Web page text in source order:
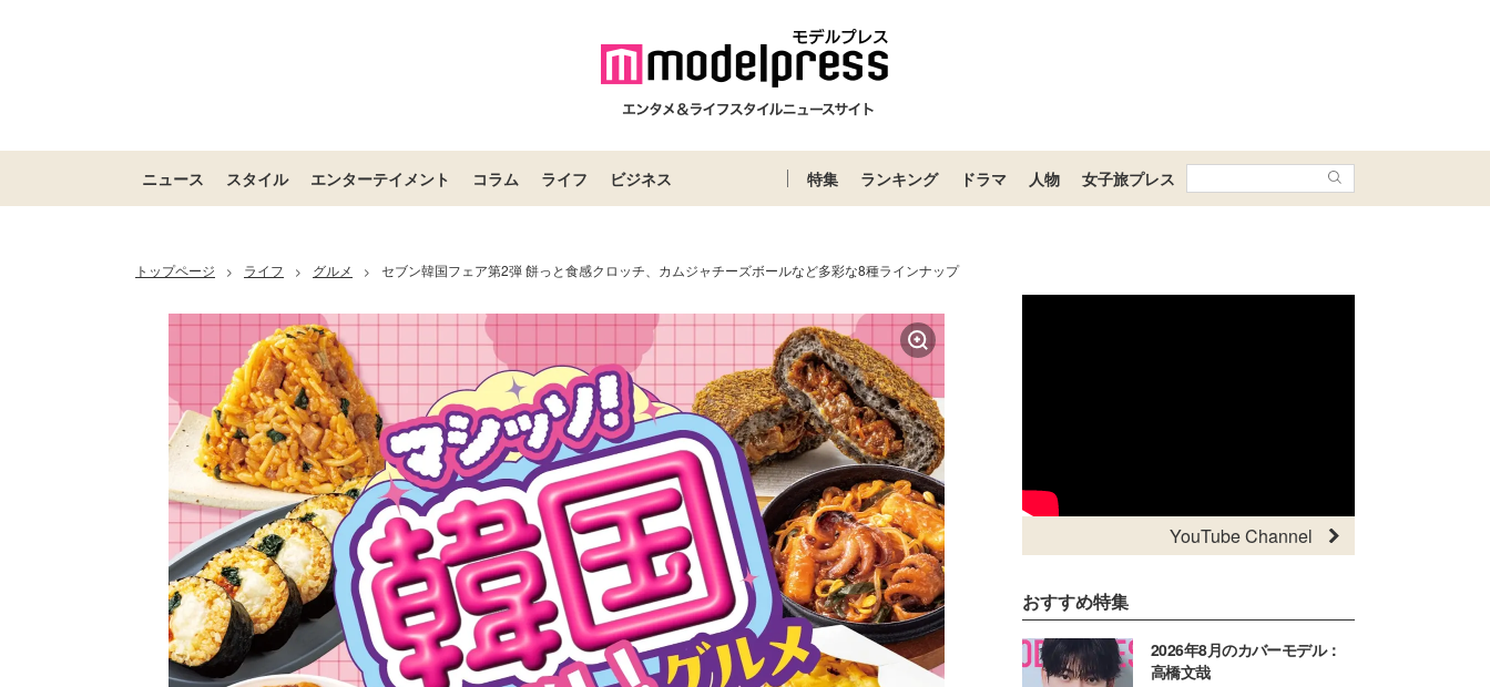
ニュース スタイル エンターテイメント コラム ライフ ビジネス 特集 ランキング ドラマ 人物 女子旅プレス
トップページ > ライフ > グルメ > セブン韓国フェア第2弾 餅っと食感クロッチ、カムジャチーズボールなど多彩な8種ラインナップ
YouTube Channel
おすすめ特集
2026年8月のカバーモデル：
高橋文哉